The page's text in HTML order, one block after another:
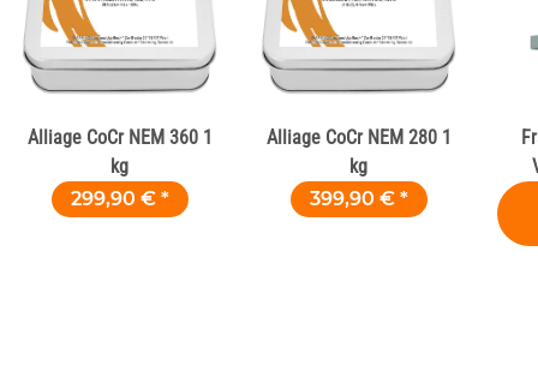
Alliage CoCr NEM 360 1
kg
299,90 € *
Alliage CoCr NEM 280 1
kg
399,90 € *